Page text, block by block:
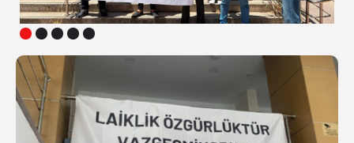
1 2 3 4 5